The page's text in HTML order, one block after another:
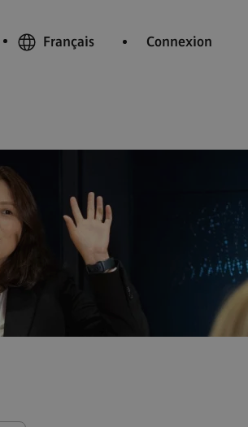
Français Connexion